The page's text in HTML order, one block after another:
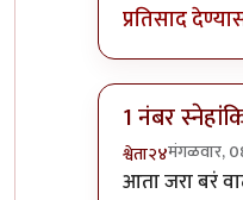
प्रतिसाद
1 नंबर
श्वेता२४मंगळवार,
In reply to+१
आता जरा बरं